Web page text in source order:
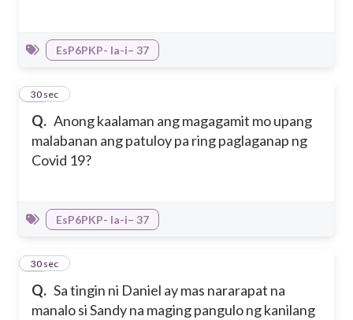
EsP6PKP- Ia-i– 37
Q. Anong kaalaman ang magagamit mo upang
malabanan ang patuloy pa ring paglaganap ng
Covid 19?
39
30 sec
EsP6PKP- Ia-i– 37
Q. Sa tingin ni Daniel ay mas nararapat na
manalo si Sandy na maging pangulo ng kanilang
40
30 sec